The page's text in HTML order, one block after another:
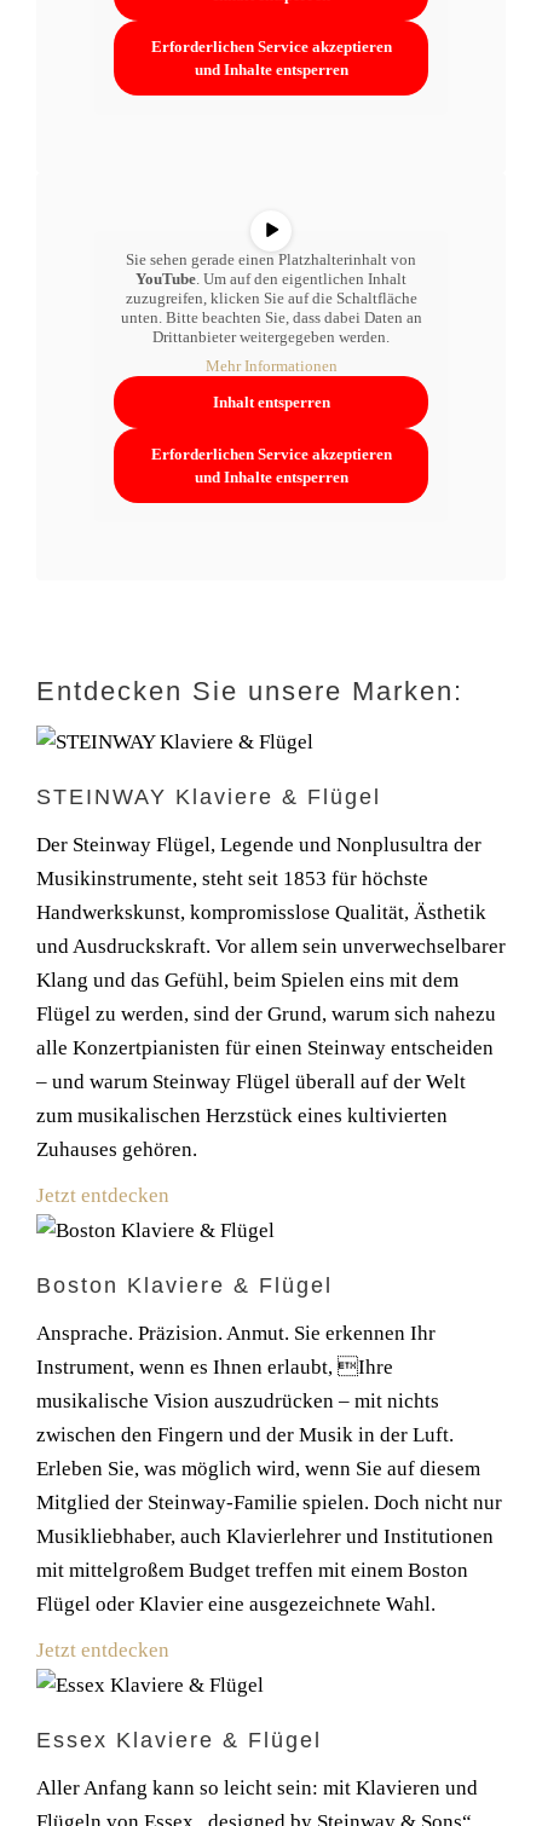
Erforderlichen Service akzeptieren
und Inhalte entsperren
Sie sehen gerade einen Platzhalterinhalt von
YouTube. Um auf den eigentlichen Inhalt
zuzugreifen, klicken Sie auf die Schaltfläche
unten. Bitte beachten Sie, dass dabei Daten an
Drittanbieter weitergegeben werden.
Mehr Informationen
Inhalt entsperren
Erforderlichen Service akzeptieren
und Inhalte entsperren
Entdecken Sie unsere Marken:
STEINWAY Klaviere & Flügel
Der Steinway Flügel, Legende und Nonplusultra der
Musikinstrumente, steht seit 1853 für höchste
Handwerkskunst, kompromisslose Qualität, Ästhetik
und Ausdruckskraft. Vor allem sein unverwechselbarer
Klang und das Gefühl, beim Spielen eins mit dem
Flügel zu werden, sind der Grund, warum sich nahezu
alle Konzertpianisten für einen Steinway entscheiden
– und warum Steinway Flügel überall auf der Welt
zum musikalischen Herzstück eines kultivierten
Zuhauses gehören.
Jetzt entdecken
Boston Klaviere & Flügel
Ansprache. Präzision. Anmut. Sie erkennen Ihr
Instrument, wenn es Ihnen erlaubt, Ihre
musikalische Vision auszudrücken – mit nichts
zwischen den Fingern und der Musik in der Luft.
Erleben Sie, was möglich wird, wenn Sie auf diesem
Mitglied der Steinway-Familie spielen. Doch nicht nur
Musikliebhaber, auch Klavierlehrer und Institutionen
mit mittelgroßem Budget treffen mit einem Boston
Flügel oder Klavier eine ausgezeichnete Wahl.
Jetzt entdecken
Essex Klaviere & Flügel
Aller Anfang kann so leicht sein: mit Klavieren und